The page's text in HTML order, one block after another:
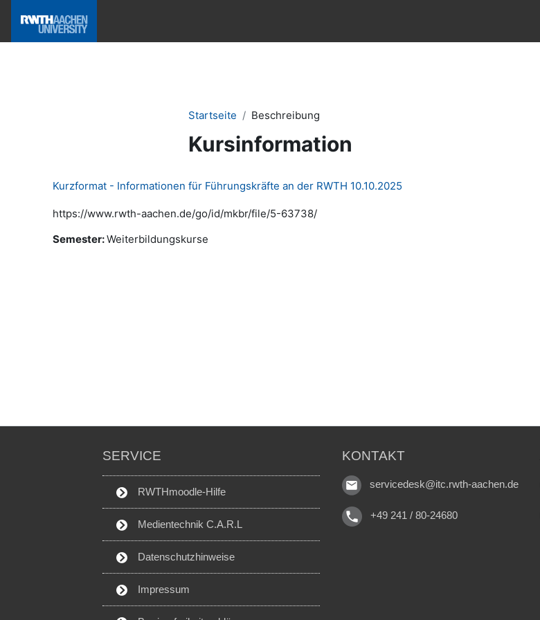
Startseite Beschreibung
Kursinformation
Kurzformat - Informationen für Führungskräfte an der RWTH 10.10.2025
https://www.rwth-aachen.de/go/id/mkbr/file/5-63738/
Semester:Weiterbildungskurse
SERVICE
RWTHmoodle-Hilfe
Medientechnik C.A.R.L
Datenschutzhinweise
Impressum
KONTAKT
servicedesk@itc.rwth-aachen.de
+49 241 / 80-24680